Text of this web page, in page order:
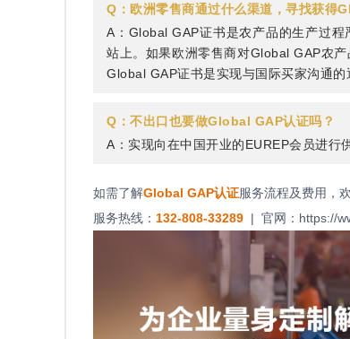
Q：欧洲零售商通过什么渠道，寻找获得
A：Global GAP证书是农产品的生产过
站上。如果欧洲零售商对Global GAP农
Global GAP证书是实现与国际买家沟通的
Q：不出口也要做Global GAP认证吗？
A：实现向在中国开业的EUREP会员进行
如需了解Global GAP认证服务流程及费用，
服务热线： 132-808-33289 | 官网： https://